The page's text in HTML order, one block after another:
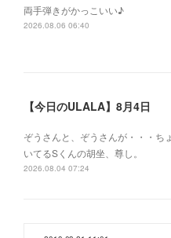
両手弾きがかっこいい♪
2026.08.06 06:40
【今日のULALA】8月4日
ぞうさんと、ぞうさんが・・・ち
いてるSくんの胡坐、尊し。
2026.08.04 07:24